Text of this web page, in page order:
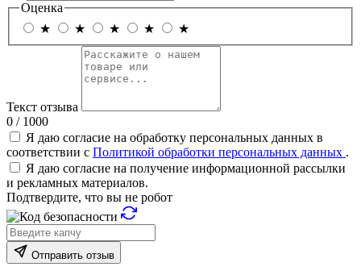
Оценка
★
★ ★ ★ ★
Текст отзыва
0 / 1000
Я даю согласие на обработку персональных данных в
соответствии с Политикой обработки персональных данных .
Я даю согласие на получение информационной рассылки
и рекламных материалов.
Подтвердите, что вы не робот
Отправить отзыв